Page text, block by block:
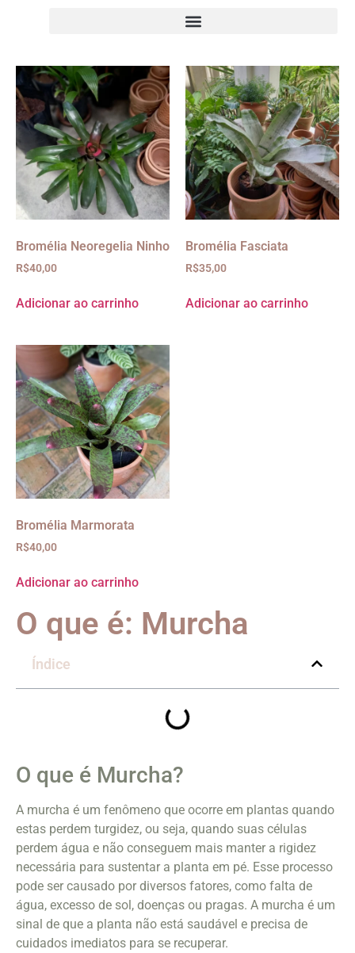
Bromélia Neoregelia Ninho
R$40,00
Adicionar ao carrinho
Bromélia Fasciata
R$35,00
Adicionar ao carrinho
Bromélia Marmorata
R$40,00
Adicionar ao carrinho
O que é: Murcha
Índice
O que é Murcha?
A murcha é um fenômeno que ocorre em plantas quando
estas perdem turgidez, ou seja, quando suas células
perdem água e não conseguem mais manter a rigidez
necessária para sustentar a planta em pé. Esse processo
pode ser causado por diversos fatores, como falta de
água, excesso de sol, doenças ou pragas. A murcha é um
sinal de que a planta não está saudável e precisa de
cuidados imediatos para se recuperar.